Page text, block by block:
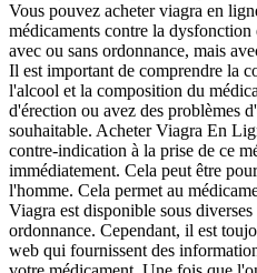
Vous pouvez acheter viagra en
médicaments contre la
avec ou sans ordonnance, mais
Il est important de comprendre la
l'alcool et la composition du
d'érection ou avez des problèmes
souhaitable. Acheter Viagra En
contre-indication à la prise de ce
immédiatement. Cela peut être
l'homme. Cela permet au
Viagra est disponible sous
ordonnance. Cependant, il est
web qui fournissent des